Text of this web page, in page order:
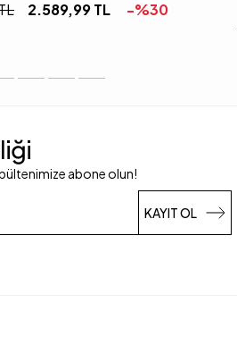
2.589,99TL -%30
abone olun!
KAYIT OL